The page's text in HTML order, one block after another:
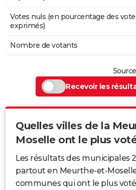
Votes nuls (en pourcentage des
exprimés)
Nombre de votants
Recevoir les
Quelles villes de la
Moselle ont le plus
Les résultats des municipales
partout en Meurthe-et-
communes qui ont le plus voté